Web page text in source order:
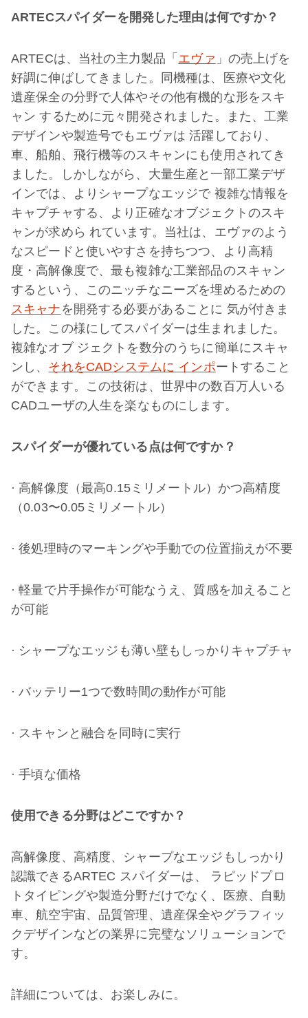
ARTECスパイダーを開発した理由は何ですか？
ARTECは、当社の主力製品「 エヴァ 」の売上げを
好調に伸ばしてきました。同機種は、医療や文化
遺産保全の分野で人体やその他有機的な形をスキ
ャン するために元々開発されました。また、工業
デザインや製造号でもエヴァは 活躍しており、
車、船舶、飛行機等のスキャンにも使用されてき
ました。しかしながら、大量生産と一部工業デザ
インでは、よりシャープなエッジで 複雑な情報を
キャプチャする、より正確なオブジェクトのスキ
ャンが求めら れています。当社は、エヴァのよう
なスピードと使いやすさを持ちつつ、より高精
度・高解像度で、最も複雑な工業部品のスキャン
するという、このニッチなニーズを埋めるための
スキャナ を開発する必要があることに 気が付きま
した。この様にしてスパイダーは生まれました。
複雑なオブ ジェクトを数分のうちに簡単にスキャ
ンし、 それをCADシステムに インポートすること
ができます。この技術は、世界中の数百万人いる
CADユーザの人生を楽なものにします。
スパイダーが優れている点は何ですか？
· 高解像度（最高0.15ミリメートル）かつ高精度
（0.03〜0.05ミリメートル）
· 後処理時のマーキングや手動での位置揃えが不要
· 軽量で片手操作が可能なうえ、質感を加えること
が可能
· シャープなエッジも薄い壁もしっかりキャプチャ
· バッテリー1つで数時間の動作が可能
· スキャンと融合を同時に実行
· 手頃な価格
使用できる分野はどこですか？
高解像度、高精度、シャープなエッジもしっかり
認識できるARTEC スパイダーは、 ラピッドプロ
トタイピングや製造分野だけでなく、医療、自動
車、航空宇宙、品質管理、遺産保全やグラフィッ
クデザインなどの業界に完璧なソリューションで
す。
詳細については、お楽しみに。